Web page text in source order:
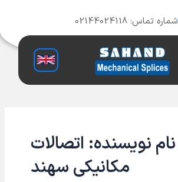
شماره تماس: 02144024118
نام نویسنده: اتصالات
مکانیکی سهند